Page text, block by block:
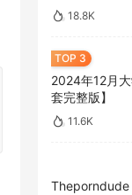
18.8K
2024年12月
套完整版】
11.6K
Theporndude